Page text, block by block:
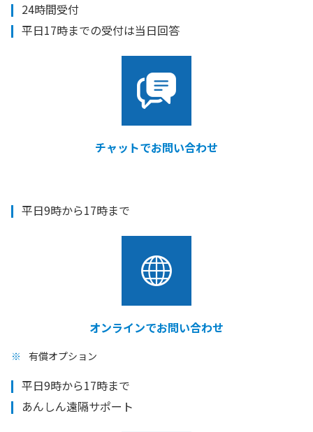
24時間受付
平日17時までの受付は当日回答
チャットでお問い合わせ
平日9時から17時まで
オンラインでお問い合わせ
有償オプション
平日9時から17時まで
あんしん遠隔サポート